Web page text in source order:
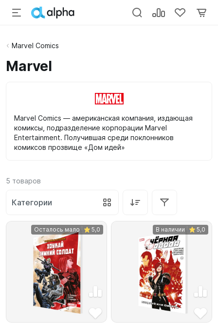
Marvel Comics
Marvel
Marvel Comics — американская компания, издающая
комиксы, подразделение корпорации Marvel
Entertainment. Получившая среди поклонников
комиксов прозвище «Дом идей»
5 товаров
Категории
Осталось мало 5,0 В наличии 5,0